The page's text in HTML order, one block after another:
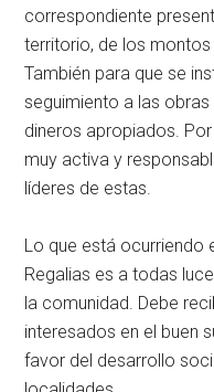
correspondiente
territorio, de los
También para que se
seguimiento a las
dineros apropiados.
muy activa y
líderes de estas.
Lo que está ocurriendo
Regalias es a todas
la comunidad. Debe
interesados en el buen
favor del desarrollo